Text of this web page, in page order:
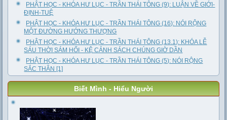
PHẬT HỌC - KHÓA HƯ LỤC - TRẦN THÁI TÔNG (9): LUẬN VỀ GIỚI-
ĐỊNH-TUỆ
PHẬT HỌC - KHÓA HƯ LỤC - TRẦN THÁI TÔNG (16): NÓI RỘNG
MỘT ĐƯỜNG HƯỚNG THƯỢNG
PHẬT HỌC - KHÓA HƯ LỤC - TRẦN THÁI TÔNG (13.1): KHÓA LỄ
SÁU THỜI SÁM HỐI - KỆ CẢNH SÁCH CHÚNG GIỜ DẦN
PHẬT HỌC - KHÓA HƯ LỤC - TRẦN THÁI TÔNG (5): NÓI RỘNG
SẮC THÂN [1]
Biết Mình - Hiểu Người